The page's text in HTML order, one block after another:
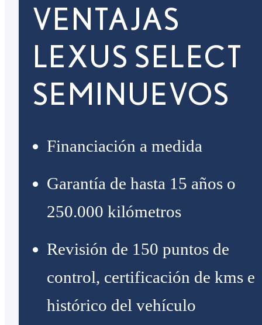
VENTAJAS
LEXUS SELECT
SEMINUEVOS
Financiación a medida
Garantía de hasta 15 años o
250.000 kilómetros
Revisión de 150 puntos de
control, certificación de kms e
histórico del vehículo